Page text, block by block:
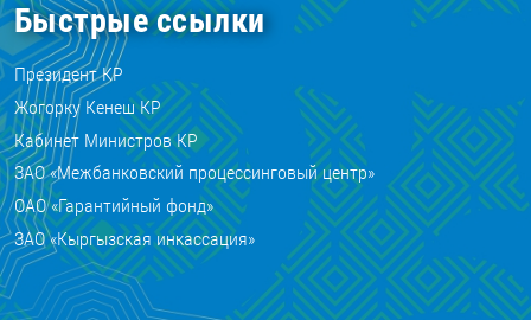
Быстрые ссылки
Президент КР
Жогорку Кенеш КР
Кабинет Министров КР
ЗАО «Межбанковский процессинговый центр»
ОАО «Гарантийный фонд»
ЗАО «Кыргызская инкассация»